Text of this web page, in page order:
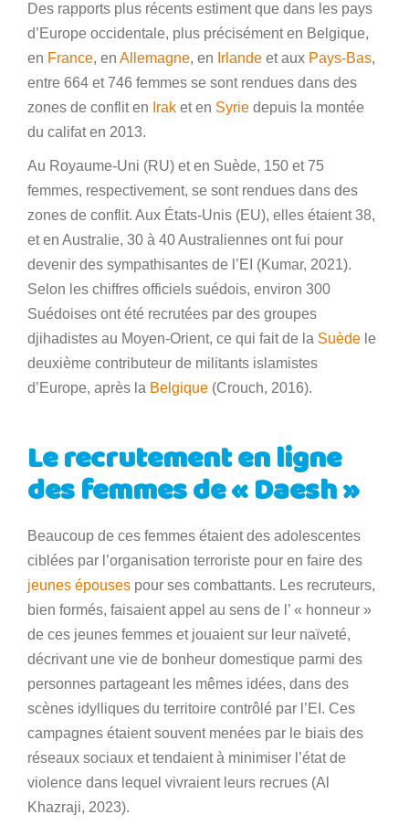
Des rapports plus récents estiment que dans les pays
d’Europe occidentale, plus précisément en Belgique,
en France, en Allemagne, en Irlande et aux Pays-Bas,
entre 664 et 746 femmes se sont rendues dans des
zones de conflit en Irak et en Syrie depuis la montée
du califat en 2013.
Au Royaume-Uni (RU) et en Suède, 150 et 75
femmes, respectivement, se sont rendues dans des
zones de conflit. Aux États-Unis (EU), elles étaient 38,
et en Australie, 30 à 40 Australiennes ont fui pour
devenir des sympathisantes de l’EI (Kumar, 2021).
Selon les chiffres officiels suédois, environ 300
Suédoises ont été recrutées par des groupes
djihadistes au Moyen-Orient, ce qui fait de la Suède le
deuxième contributeur de militants islamistes
d’Europe, après la Belgique (Crouch, 2016).
Le recrutement en ligne
des femmes de « Daesh »
Beaucoup de ces femmes étaient des adolescentes
ciblées par l’organisation terroriste pour en faire des
jeunes épouses pour ses combattants. Les recruteurs,
bien formés, faisaient appel au sens de l’ « honneur »
de ces jeunes femmes et jouaient sur leur naïveté,
décrivant une vie de bonheur domestique parmi des
personnes partageant les mêmes idées, dans des
scènes idylliques du territoire contrôlé par l’EI. Ces
campagnes étaient souvent menées par le biais des
réseaux sociaux et tendaient à minimiser l’état de
violence dans lequel vivraient leurs recrues (Al
Khazraji, 2023).